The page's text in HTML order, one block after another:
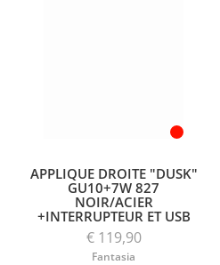
APPLIQUE DROITE "DUSK"
GU10+7W 827
NOIR/ACIER
+INTERRUPTEUR ET USB
€ 119,90
Fantasia